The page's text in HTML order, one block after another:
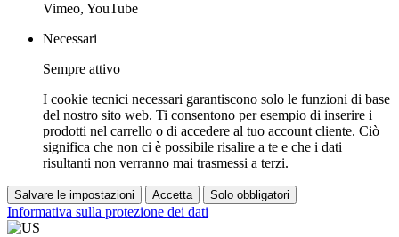
Vimeo, YouTube
Necessari
Sempre attivo
I cookie tecnici necessari garantiscono solo le funzioni di base
del nostro sito web. Ti consentono per esempio di inserire i
prodotti nel carrello o di accedere al tuo account cliente. Ciò
significa che non ci è possibile risalire a te e che i dati
risultanti non verranno mai trasmessi a terzi.
Salvare le impostazioni Accetta Solo obbligatori
Informativa sulla protezione dei dati